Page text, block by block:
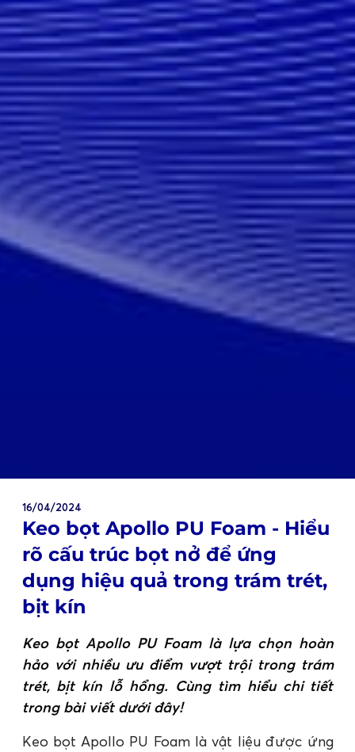
16/04/2024
Keo bọt Apollo PU Foam - Hiểu
rõ cấu trúc bọt nở để ứng
dụng hiệu quả trong trám trét,
bịt kín
Keo bọt Apollo PU Foam là lựa chọn hoàn
hảo với nhiều ưu điểm vượt trội trong trám
trét, bịt kín lỗ hổng. Cùng tìm hiểu chi tiết
trong bài viết dưới đây!
Keo bọt Apollo PU Foam là vật liệu được ứng